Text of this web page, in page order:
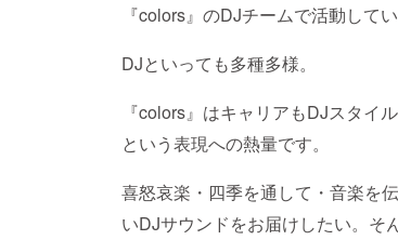
『colors』のDJチームで活動してい
DJといっても多種多様。
『colors』はキャリアもDJスタイ
という表現への熱量です。
喜怒哀楽・四季を通して・音楽を
いDJサウンドをお届けしたい。そ